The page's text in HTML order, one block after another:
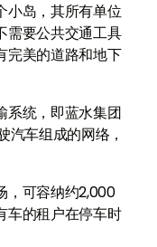
小岛，其所有单位
需要公共交通工具
完美的道路和地下
系统，即蓝水集团
车组成的网络，
，可容纳约2,000
车的租户在停车时